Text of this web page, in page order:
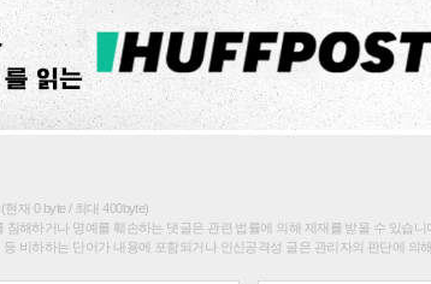
재 0 byte / 최대 400byte)
침해하거나 명예를 훼손하는 댓글은 관련 법률에 의해 제재를 받을 수 있습니
비하하는 단어가 내용에 포함되거나 인신공격성 글은 관리자의 판단에 의